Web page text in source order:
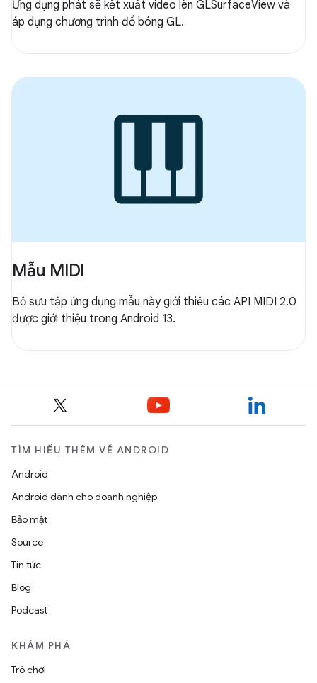
Ứng dụng phát sẽ kết xuất video lên GLSurfaceView và
áp dụng chương trình đổ bóng GL.
Mẫu MIDI
Bộ sưu tập ứng dụng mẫu này giới thiệu các API MIDI 2.0
được giới thiệu trong Android 13.
TÌM HIỂU THÊM VỀ ANDROID
Android
Android dành cho doanh nghiệp
Bảo mật
Source
Tin tức
Blog
Podcast
KHÁM PHÁ
Trò chơi